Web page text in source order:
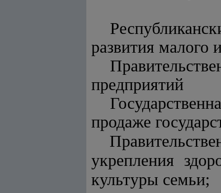
развития малого
предприятий
продаже
укрепления
культуры семьи;